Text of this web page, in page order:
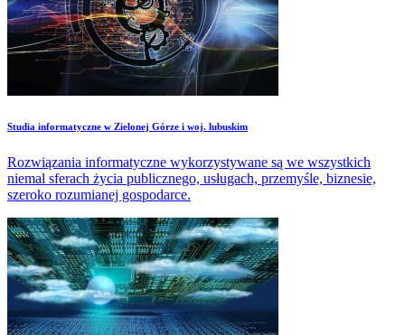
Studia informatyczne w Zielonej Górze i woj. lubuskim
Rozwiązania informatyczne wykorzystywane są we wszystkich
niemal sferach życia publicznego, usługach, przemyśle, biznesie,
szeroko rozumianej gospodarce.